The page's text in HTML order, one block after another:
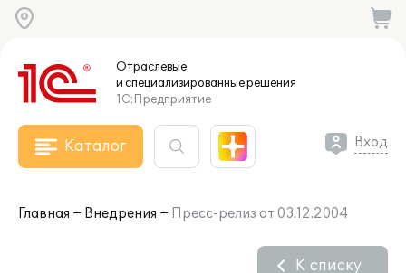
Отраслевые
и специализированныерешения
1С:Предприятие
Каталог Вход
Главная Внедрения Пресс-релиз от 03.12.2004
К списку